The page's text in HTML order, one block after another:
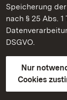
Speicherung
nach § 25 Abs.
DSGVO.
Nur
Cookies
Staatliche
Kontakt
Erklärung zur
BITV-konform